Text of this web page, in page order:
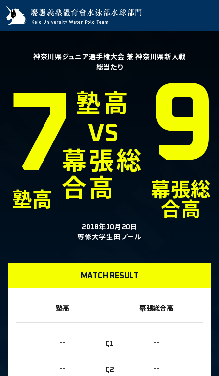
神奈川県ジュニア選手権大会 兼 神奈川県新人戦
総当たり
7
塾高
塾高
VS
幕張総
合高
9
幕張総
合高
2018年10月20日
専修大学生田プール
MATCH RESULT
塾高 幕張総合高
-- Q1 --
-- Q2 --